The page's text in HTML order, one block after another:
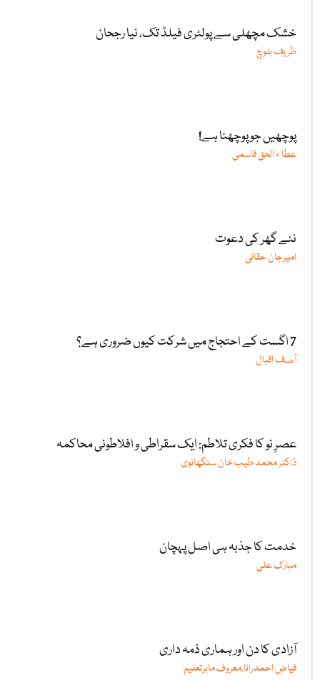
خشک مچھلی سے پولٹری فیلڈ تک، نیا رجحان
ظریف بلوچ
پوچھیں جو پوچھنا ہے!
عطا ء الحق قاسمی
نئے گھر کی دعوت
امیرجان حقانی
7 اگست کے احتجاج میں شرکت کیوں ضروری ہے؟
آصف اقبال
عصرِ نو کا فکری تلاطم: ایک سقراطی و افلاطونی محاکمہ
ڈاکٹر محمد طیب خان سنگھانوی
خدمت کا جذبہ ہی اصل پہچان
مبارک علی
آزادی کا دن اور ہماری ذمہ داری
فیاض احمدرانا،معروف ماہرتعلیم